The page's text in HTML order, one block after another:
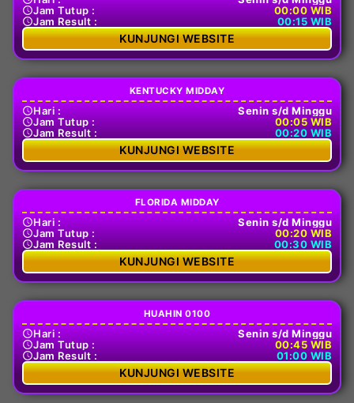
Jam Tutup :
00:00 WIB
Jam Result :
00:15 WIB
KUNJUNGI WEBSITE
KENTUCKY MIDDAY
Hari :
Senin s/d Minggu
Jam Tutup :
00:05 WIB
Jam Result :
00:20 WIB
KUNJUNGI WEBSITE
FLORIDA MIDDAY
Hari :
Senin s/d Minggu
Jam Tutup :
00:20 WIB
Jam Result :
00:30 WIB
KUNJUNGI WEBSITE
HUAHIN 0100
Hari :
Senin s/d Minggu
Jam Tutup :
00:45 WIB
Jam Result :
01:00 WIB
KUNJUNGI WEBSITE